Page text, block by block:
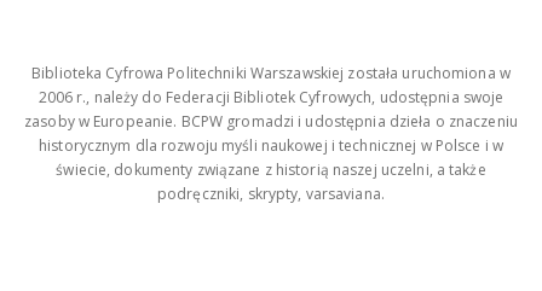
Biblioteka Cyfrowa Politechniki Warszawskiej została uruchomiona w
2006 r., należy do Federacji Bibliotek Cyfrowych, udostępnia swoje
zasoby w Europeanie. BCPW gromadzi i udostępnia dzieła o znaczeniu
historycznym dla rozwoju myśli naukowej i technicznej w Polsce i w
świecie, dokumenty związane z historią naszej uczelni, a także
podręczniki, skrypty, varsaviana.